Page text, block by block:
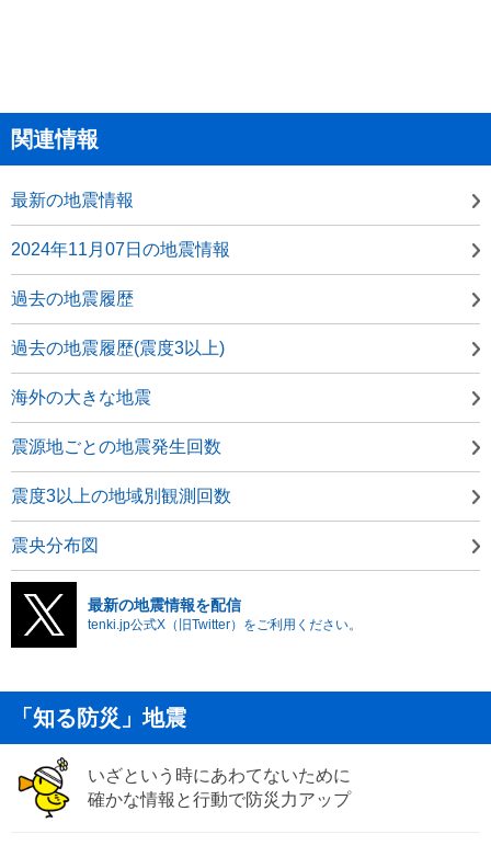
関連情報
最新の地震情報
2024年11月07日の地震情報
過去の地震履歴
過去の地震履歴(震度3以上)
海外の大きな地震
震源地ごとの地震発生回数
震度3以上の地域別観測回数
震央分布図
最新の地震情報を配信
tenki.jp公式X（旧Twitter）をご利用ください。
「知る防災」地震
いざという時にあわてないために
確かな情報と行動で防災力アップ